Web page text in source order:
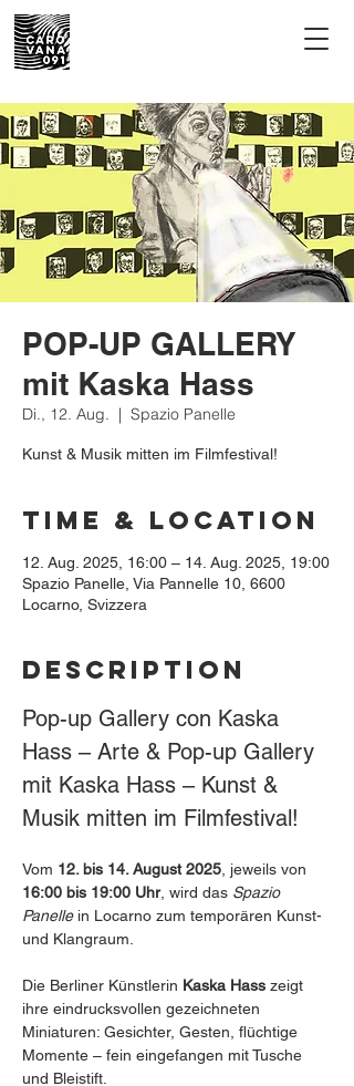
POP-UP GALLERY
mit Kaska Hass
Di., 12. Aug.
  |
Spazio Panelle
Kunst & Musik mitten im Filmfestival!
Time & Location
12. Aug. 2025, 16:00 – 14. Aug. 2025, 19:00
Spazio Panelle, Via Pannelle 10, 6600
Locarno, Svizzera
Description
Pop-up Gallery con Kaska
Hass – Arte & Pop-up Gallery
mit Kaska Hass – Kunst &
Musik mitten im Filmfestival!
Vom 12. bis 14. August 2025 , jeweils von
16:00 bis 19:00 Uhr, wird das Spazio
Panelle in Locarno zum temporären Kunst-
und Klangraum.
Die Berliner Künstlerin Kaska Hass zeigt
ihre eindrucksvollen gezeichneten
Miniaturen: Gesichter, Gesten, flüchtige
Momente – fein eingefangen mit Tusche
und Bleistift.